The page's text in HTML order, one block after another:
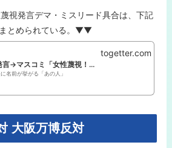
視発言デマ・ミスリード具合は、下記
とめられている。▼▼
森会長発言→マスコミ「女性蔑視！」→全文読むと・・・・アレ？(何時もの奴)
名前が挙がる「あの人」
togetter.com
大阪万博反対